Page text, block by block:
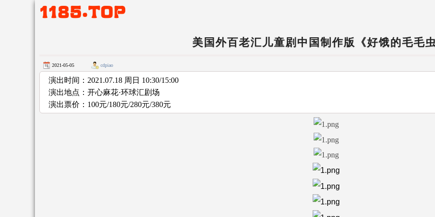
美国外百老汇儿童剧中国制作版《好饿的毛毛
2021-05-05 cdpiao
演出时间：2021.07.18 周日 10:30/15:00
演出地点：开心麻花·环球汇剧场
演出票价： 100元/180元/280元/380元